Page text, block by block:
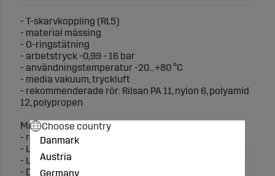
- T-skarvkoppling (RL5)
- material mässing
- O-ringstätning
- arbetstryck -0,99 - 16 bar
- användningstemperatur -20...+80 °C
- media vakuum, tryckluft
- rekommenderade rör: Rilsan PA 11, nylon 6, polyamid
12, polypropen
Mått (mm):
- rör Ø 8
- L 21,3
- L1 42,6
- D 6,5
Choose country
Danmark
Austria
Germany